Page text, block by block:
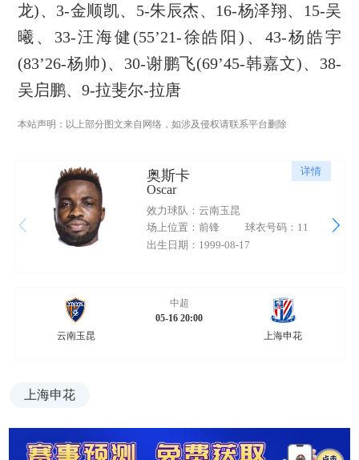
龙)、3-金顺凯、5-朱辰杰、16-杨泽翔、15-吴
曦、33-汪海健(55’21-徐皓阳)、43-杨皓宇
(83’26-杨帅)、30-谢鹏飞(69’45-韩嘉文)、38-
吴启鹏、9-拉斐尔-拉唐
本站声明：以上部分图文来自网络，如涉及侵权请联系平台删除
详情
奥斯卡
Oscar
效力球队：云南玉昆
场上位置：前锋
球衣号码：11
出生日期：1999-08-17
云南玉昆
中超
05-16 20:00
上海申花
上海申花